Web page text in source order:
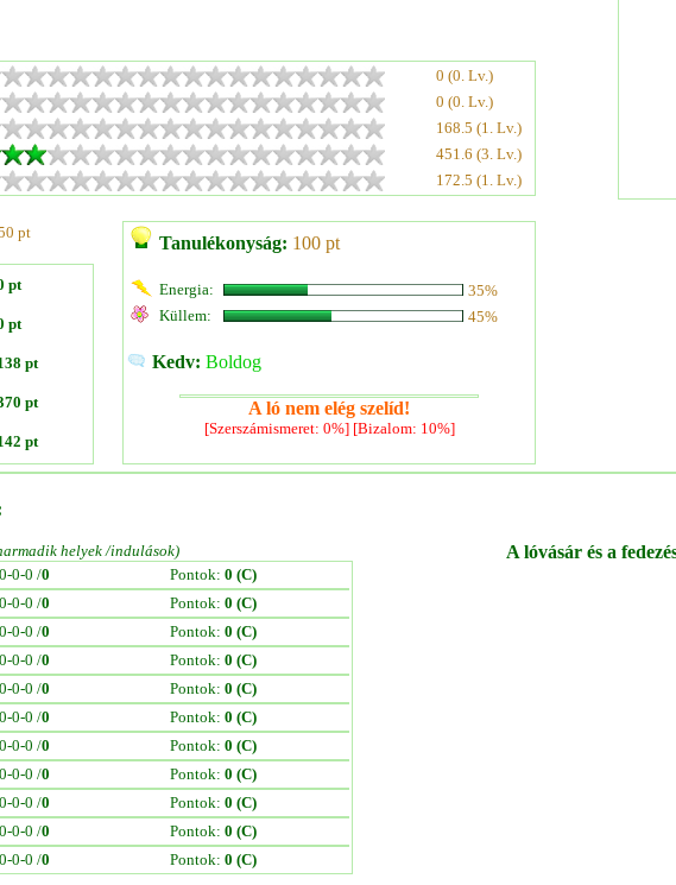
0 (0. Lv.)
0 (0. Lv.)
168.5 (1. Lv.)
451.6 (3. Lv.)
172.5 (1. Lv.)
pt
pt
pt
pt
pt
pt
Tanulékonyság: 100 pt
Energia:
35%
Küllem:
45%
Kedv: Boldog
A ló nem elég szelíd!
[Szerszámismeret: 0%] [Bizalom: 10%]
helyek /indulások)
0-0-0 /0 Pontok: 0 (C)
0-0-0 /0 Pontok: 0 (C)
0-0-0 /0 Pontok: 0 (C)
0-0-0 /0 Pontok: 0 (C)
0-0-0 /0 Pontok: 0 (C)
0-0-0 /0 Pontok: 0 (C)
0-0-0 /0 Pontok: 0 (C)
0-0-0 /0 Pontok: 0 (C)
0-0-0 /0 Pontok: 0 (C)
0-0-0 /0 Pontok: 0 (C)
0-0-0 /0 Pontok: 0 (C)
A lóvásár és a